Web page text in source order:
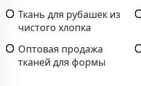
Ткань для рубашек из
чистого хлопка
Оптовая продажа
тканей для формы